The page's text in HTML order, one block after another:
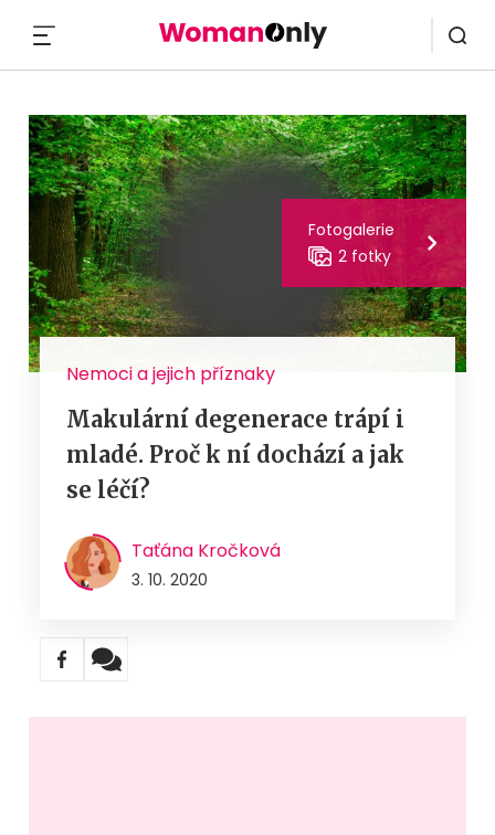
Fotogalerie
2 fotky
Nemoci a jejich příznaky
Makulární degenerace trápí i
mladé. Proč k ní dochází a jak
se léčí?
Taťána Kročková
3. 10. 2020